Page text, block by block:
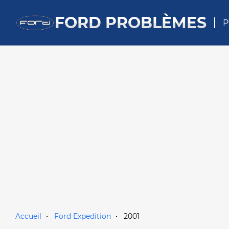
FORD PROBLÈMES
Accueil Ford Expedition 2001